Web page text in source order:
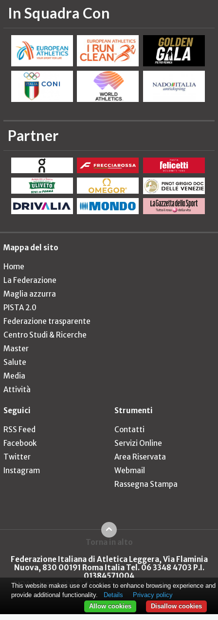
In Squadra Con
Partner
Mappa del sito
Home
La Federazione
Maglia azzurra
PISTA 2.0
Federazione trasparente
Centro Studi & Ricerche
Master
Salute
Media
Attività
Seguici
RSS Feed
Facebook
Twitter
Instagram
Strumenti
Contatti
Servizi Online
Area Riservata
Webmail
Rassegna Stampa
Torna in alto
Federazione Italiana di Atletica Leggera, Via Flaminia
Nuova, 830 00191 Roma Italia Tel. 06 3348 4703 P.I.
01384571004
FIDAL Copyright © 2026 Privacy policy Cookie policy
This website makes use of cookies to enhance browsing experience and
provide additional functionality.
Details
Privacy policy
Disallow cookies
Allow cookies